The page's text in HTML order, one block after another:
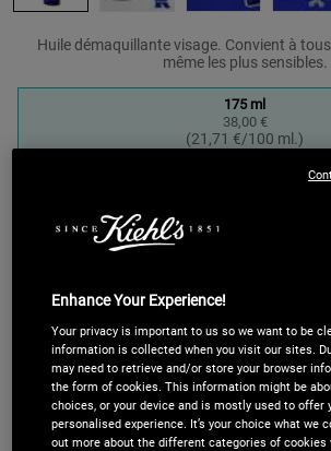
Huile démaquillante visage. Convient à
même les plus sensibles.
Sélectionné
175 ml
38,00 €
(21,71 €/100 ml.)
, 1 of 1
ACHETEZ MAINTENANT, PAYEZ
Nous proposons le paiement en4
Paypal, à noter queApple Payest
Vous pouvez directement les
de paiement.
Enhance Your Experience!
Your privacy is important to us so we want to be
information is collected when you visit our sites.
may need to retrieve and/or store your browser
the form of cookies. This information might be
choices, or your device and is mostly used to offer
personalised experience. It’s your choice what we
out more about the different categories of cookies